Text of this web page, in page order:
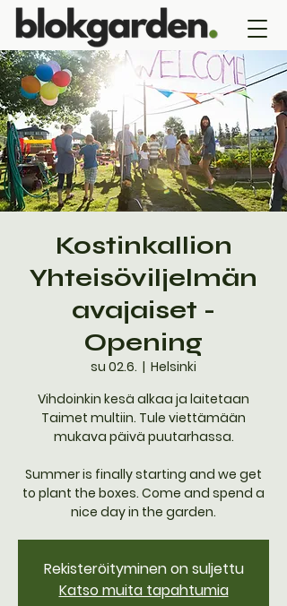
Kostinkallion
Yhteisöviljelmän
avajaiset -
Opening
su 02.6.
  |
Helsinki
Vihdoinkin kesä alkaa ja laitetaan
Taimet multiin. Tule viettämään
mukava päivä puutarhassa.
Summer is finally starting and we get
to plant the boxes. Come and spend a
nice day in the garden.
Rekisteröityminen on suljettu
Katso muita tapahtumia